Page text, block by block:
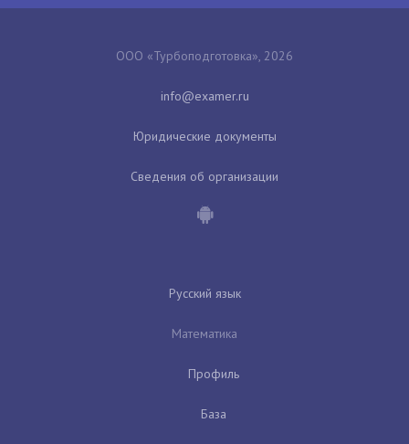
ООО «Турбоподготовка», 2026
Юридические документы
Сведения об организации
Русский язык
Математика
Профиль
База